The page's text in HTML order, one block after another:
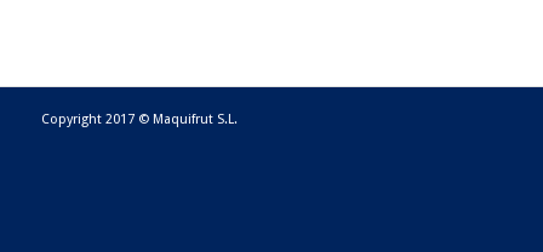
Copyright 2017 © Maquifrut S.L.